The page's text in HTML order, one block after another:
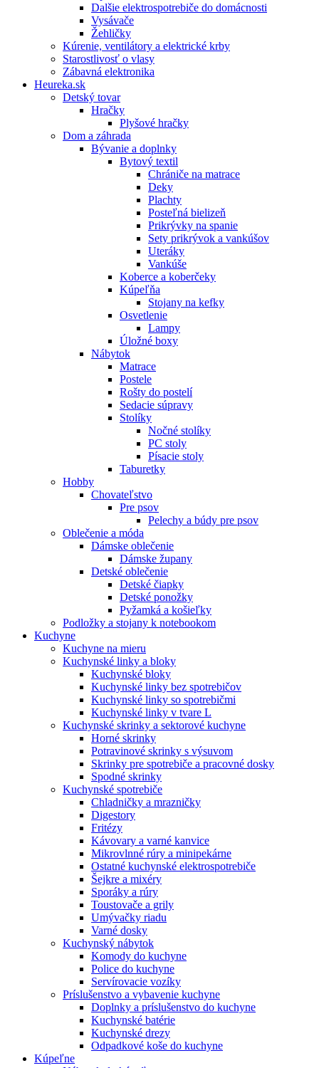
Dalšie elektrospotrebiče do domácnosti
Vysávače
Žehličky
Kúrenie, ventilátory a elektrické krby
Starostlivosť o vlasy
Zábavná elektronika
Heureka.sk
Detský tovar
Hračky
Plyšové hračky
Dom a záhrada
Bývanie a doplnky
Bytový textil
Chrániče na matrace
Deky
Plachty
Posteľná bielizeň
Prikrývky na spanie
Sety prikrývok a vankúšov
Uteráky
Vankúše
Koberce a koberčeky
Kúpeľňa
Stojany na kefky
Osvetlenie
Lampy
Úložné boxy
Nábytok
Matrace
Postele
Rošty do postelí
Sedacie súpravy
Stolíky
Nočné stolíky
PC stoly
Písacie stoly
Taburetky
Hobby
Chovateľstvo
Pre psov
Pelechy a búdy pre psov
Oblečenie a móda
Dámske oblečenie
Dámske župany
Detské oblečenie
Detské čiapky
Detské ponožky
Pyžamká a košieľky
Podložky a stojany k notebookom
Kuchyne
Kuchyne na mieru
Kuchynské linky a bloky
Kuchynské bloky
Kuchynské linky bez spotrebičov
Kuchynské linky so spotrebičmi
Kuchynské linky v tvare L
Kuchynské skrinky a sektorové kuchyne
Horné skrinky
Potravinové skrinky s výsuvom
Skrinky pre spotrebiče a pracovné dosky
Spodné skrinky
Kuchynské spotrebiče
Chladničky a mrazničky
Digestory
Fritézy
Kávovary a varné kanvice
Mikrovlnné rúry a minipekárne
Ostatné kuchynské elektrospotrebiče
Šejkre a mixéry
Sporáky a rúry
Toustovače a grily
Umývačky riadu
Varné dosky
Kuchynský nábytok
Komody do kuchyne
Police do kuchyne
Servírovacie vozíky
Príslušenstvo a vybavenie kuchyne
Doplnky a príslušenstvo do kuchyne
Kuchynské batérie
Kuchynské drezy
Odpadkové koše do kuchyne
Kúpeľne